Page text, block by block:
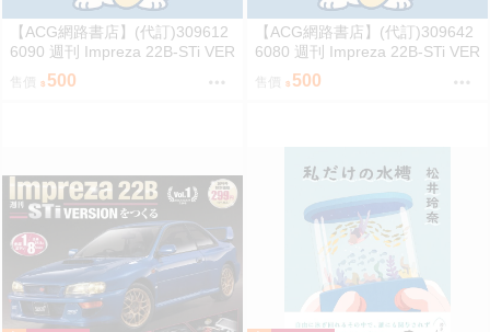
【ACG網路書店】(代訂)309612
6090 週刊 Impreza 22B-STi VER
SION をつくる (3)
售價 500
【ACG網路書店】(代訂)309642
6080 週刊 Impreza 22B-STi VER
SION をつくる (2)
售價 500